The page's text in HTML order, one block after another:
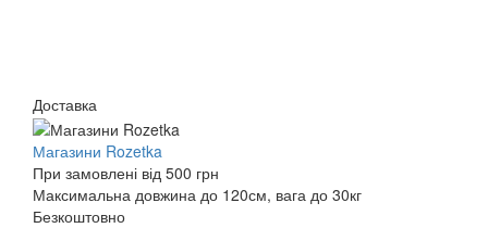
Доставка
Магазини Rozetka
При замовлені від 500 грн
Максимальна довжина до 120см, вага до 30кг
Безкоштовно